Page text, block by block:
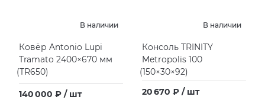
В наличии
Ковёр Antonio Lupi
Tramato 2400×670 мм
(TR650)
140 000 ₽ / шт
В наличии
Консоль TRINITY
Metropolis 100
(150×30×92)
20 670 ₽ / шт